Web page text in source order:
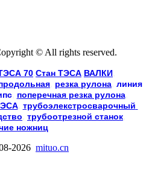
© All rights reserved.
70 Cтан ТЭСА ВАЛКИ
резка рулона линия
, поперечная резка рулона
, трубоэлекстросварочный
трубоотрезной станок
ножниц
2026 mituo.cn